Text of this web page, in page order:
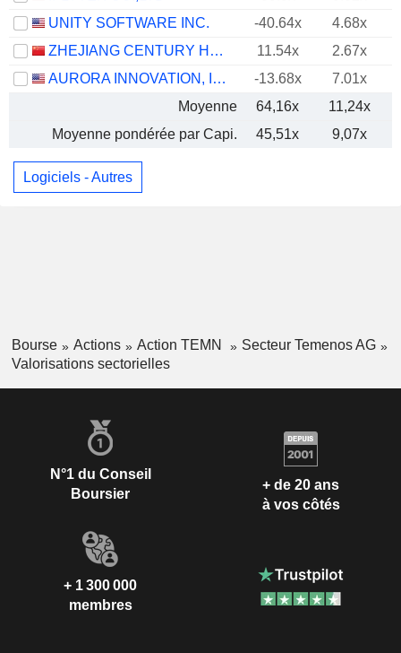
UNITY SOFTWARE INC.
-40.64x
4.68x
ZHEJIANG CENTURY HUATONG GROUP CO.,LTD
11.54x
2.67x
AURORA INNOVATION, INC.
-13.68x
7.01x
Moyenne
64,16x
11,24x
Moyenne pondérée par Capi.
45,51x 9,07x
Logiciels - Autres
Bourse Actions Action TEMN
Secteur Temenos AG
Valorisations sectorielles
N°1 du Conseil
Boursier
+ de 20 ans
à vos côtés
+ 1 300 000
membres